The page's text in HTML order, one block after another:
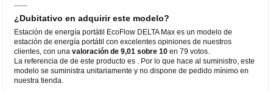
¿Dubitativo en adquirir este modelo?
Estación de energía portátil EcoFlow DELTA Max es un modelo de
estación de energía portátil con excelentes opiniones de nuestros
clientes, con unavaloración de 9,01 sobre 10 en 79 votos.
La referencia de de este producto es . Por lo que hace al suministro, este
modelo se suministra unitariamente y no dispone de pedido mínimo en
nuestra tienda.